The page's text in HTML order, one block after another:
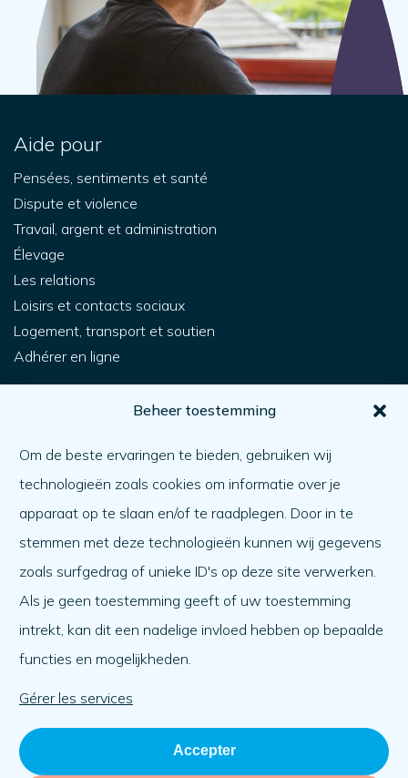
Beheer toestemming
Om de beste ervaringen te bieden, gebruiken wij
technologieën zoals cookies om informatie over je
apparaat op te slaan en/of te raadplegen. Door in te
stemmen met deze technologieën kunnen wij gegevens
zoals surfgedrag of unieke ID's op deze site verwerken.
Als je geen toestemming geeft of uw toestemming
intrekt, kan dit een nadelige invloed hebben op bepaalde
functies en mogelijkheden.
Gérer les services
Accepter
Aide pour
Pensées, sentiments et santé
Dispute et violence
Travail, argent et administration
Élevage
Les relations
Loisirs et contacts sociaux
Logement, transport et soutien
Adhérer en ligne
Quoi de neuf ?
Ordre du jour
A propos de nous
A propos de nous
Travailler à
L'équipe